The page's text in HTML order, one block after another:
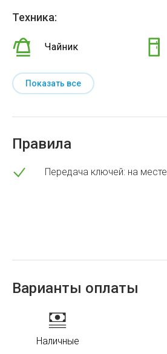
Техника:
Чайник
Показать все
Правила
Передача ключей: на месте
Варианты оплаты
Наличные